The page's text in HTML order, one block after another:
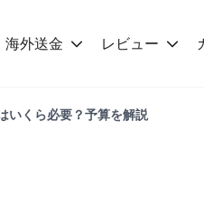
海外送金 レビュー
いくら必要？予算を解説